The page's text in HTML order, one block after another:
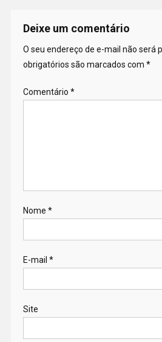
Deixe um comentário
O seu endereço de e-mail não será
obrigatórios são marcados com *
Comentário *
Nome *
E-mail *
Site